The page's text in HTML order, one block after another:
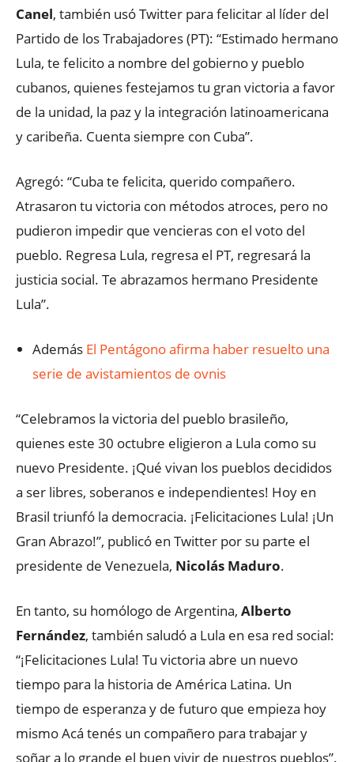
Canel, también usó Twitter para felicitar al líder del
Partido de los Trabajadores (PT): “Estimado hermano
Lula, te felicito a nombre del gobierno y pueblo
cubanos, quienes festejamos tu gran victoria a favor
de la unidad, la paz y la integración latinoamericana
y caribeña. Cuenta siempre con Cuba”.
Agregó: “Cuba te felicita, querido compañero.
Atrasaron tu victoria con métodos atroces, pero no
pudieron impedir que vencieras con el voto del
pueblo. Regresa Lula, regresa el PT, regresará la
justicia social. Te abrazamos hermano Presidente
Lula”.
Además El Pentágono afirma haber resuelto una
serie de avistamientos de ovnis
“Celebramos la victoria del pueblo brasileño,
quienes este 30 octubre eligieron a Lula como su
nuevo Presidente. ¡Qué vivan los pueblos decididos
a ser libres, soberanos e independientes! Hoy en
Brasil triunfó la democracia. ¡Felicitaciones Lula! ¡Un
Gran Abrazo!”, publicó en Twitter por su parte el
presidente de Venezuela, Nicolás Maduro.
En tanto, su homólogo de Argentina, Alberto
Fernández, también saludó a Lula en esa red social:
“¡Felicitaciones Lula! Tu victoria abre un nuevo
tiempo para la historia de América Latina. Un
tiempo de esperanza y de futuro que empieza hoy
mismo Acá tenés un compañero para trabajar y
soñar a lo grande el buen vivir de nuestros pueblos”.